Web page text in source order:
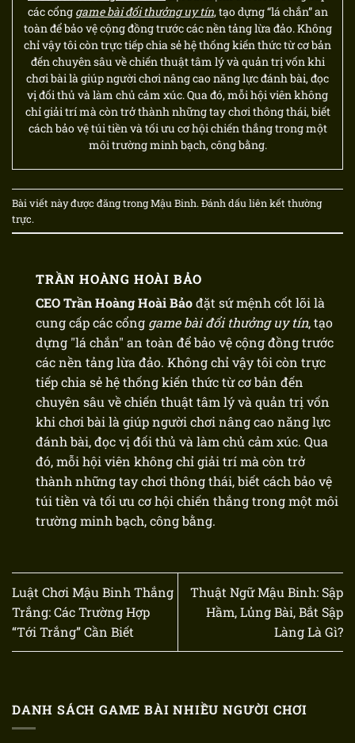
các cổng game bài đổi thưởng uy tín, tạo dựng “lá chắn” an
toàn để bảo vệ cộng đồng trước các nền tảng lừa đảo. Không
chỉ vậy tôi còn trực tiếp chia sẻ hệ thống kiến thức từ cơ bản
đến chuyên sâu về chiến thuật tâm lý và quản trị vốn khi
chơi bài là giúp người chơi nâng cao năng lực đánh bài, đọc
vị đối thủ và làm chủ cảm xúc. Qua đó, mỗi hội viên không
chỉ giải trí mà còn trở thành những tay chơi thông thái, biết
cách bảo vệ túi tiền và tối ưu cơ hội chiến thắng trong một
môi trường minh bạch, công bằng.
Bài viết này được đăng trongMậu Binh. Đánh dấu liên kết thường
trực.
TRẦN HOÀNG HOÀI BẢO
CEO Trần Hoàng Hoài Bảođặt sứ mệnh cốt lõi là
cung cấp các cổng game bài đổi thưởng uy tín, tạo
dựng "lá chắn" an toàn để bảo vệ cộng đồng trước
các nền tảng lừa đảo. Không chỉ vậy tôi còn trực
tiếp chia sẻ hệ thống kiến thức từ cơ bản đến
chuyên sâu về chiến thuật tâm lý và quản trị vốn
khi chơi bài là giúp người chơi nâng cao năng lực
đánh bài, đọc vị đối thủ và làm chủ cảm xúc. Qua
đó, mỗi hội viên không chỉ giải trí mà còn trở
thành những tay chơi thông thái, biết cách bảo vệ
túi tiền và tối ưu cơ hội chiến thắng trong một môi
trường minh bạch, công bằng.
Luật Chơi Mậu Binh Thắng
Trắng: Các Trường Hợp
“Tới Trắng” Cần Biết
Thuật Ngữ Mậu Binh: Sập
Hầm, Lủng Bài, Bắt Sập
Làng Là Gì?
DANH SÁCH GAME BÀI NHIỀU NGƯỜI CHƠI